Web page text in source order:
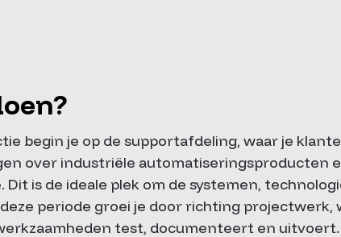
begin je op de supportafdeling, waar je
over industriële automatiseringsproducten
is de ideale plek om de systemen,
periode groei je door richting projectwerk,
test, documenteert en